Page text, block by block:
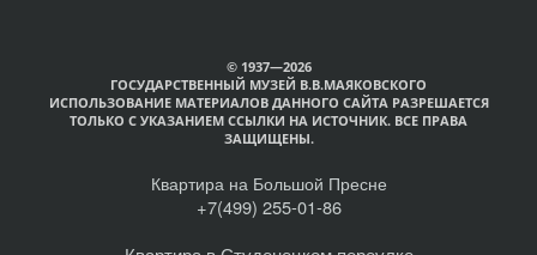
© 1937—2026
ГОСУДАРСТВЕННЫЙ МУЗЕЙ В.В.МАЯКОВСКОГО
ИСПОЛЬЗОВАНИЕ МАТЕРИАЛОВ ДАННОГО САЙТА РАЗРЕШАЕТСЯ
ТОЛЬКО С УКАЗАНИЕМ ССЫЛКИ НА ИСТОЧНИК. ВСЕ ПРАВА
ЗАЩИЩЕНЫ.
Квартира на Большой Пресне
+7(499) 255-01-86